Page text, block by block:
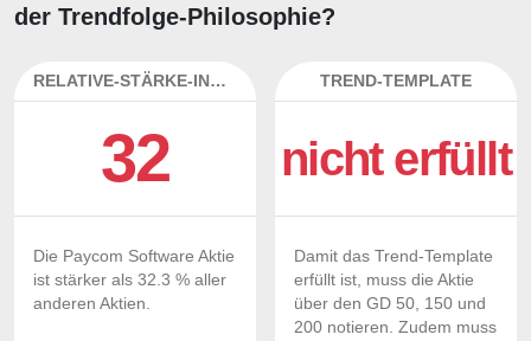
der Trendfolge-Philosophie?
RELATIVE-STÄRKE-INDEX
32
Die Paycom Software Aktie
ist stärker als 32.3 % aller
anderen Aktien.
TREND-TEMPLATE
nicht erfüllt
Damit das Trend-Template
erfüllt ist, muss die Aktie
über den GD 50, 150 und
200 notieren. Zudem muss